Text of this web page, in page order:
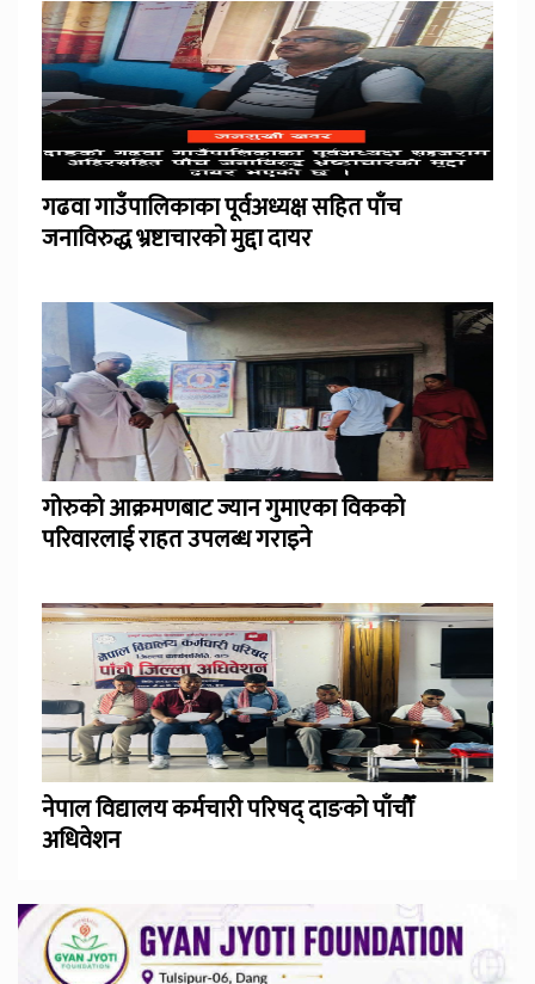
गढवा गाउँपालिकाका पूर्वअध्यक्ष सहित पाँच
जनाविरुद्ध भ्रष्टाचारको मुद्दा दायर
गोरुको आक्रमणबाट ज्यान गुमाएका विकको
परिवारलाई राहत उपलब्ध गराइने
नेपाल विद्यालय कर्मचारी परिषद् दाङको पाँचौँ
अधिवेशन